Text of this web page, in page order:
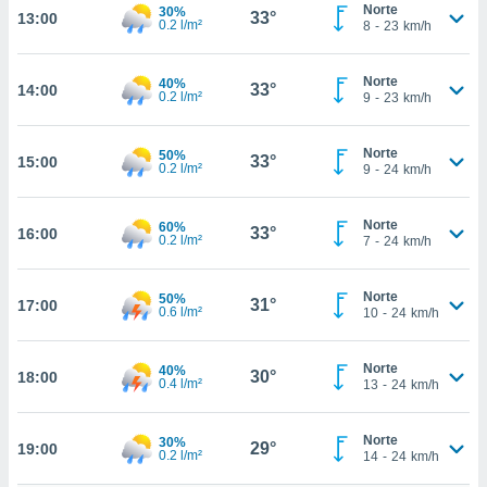
de que
el sitio
para
o
aunque
no
Puedes
acceder a
13:00
30%
0.2 l/m²
33°
Norte
8 - 23 km/h
14:00
40%
0.2 l/m²
33°
Norte
9 - 23 km/h
15:00
50%
0.2 l/m²
33°
Norte
9 - 24 km/h
16:00
60%
0.2 l/m²
33°
Norte
7 - 24 km/h
17:00
50%
0.6 l/m²
31°
Norte
10 - 24 km/h
18:00
40%
0.4 l/m²
30°
Norte
13 - 24 km/h
19:00
30%
0.2 l/m²
29°
Norte
14 - 24 km/h